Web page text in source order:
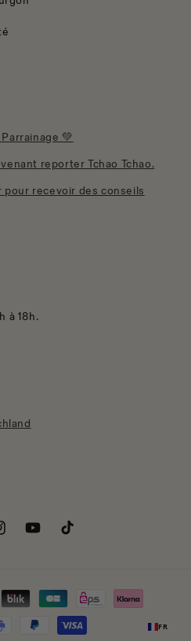
💚
reporter Tchao Tchao.
recevoir des conseils
à 18h.
YouTubeTikTok
FR